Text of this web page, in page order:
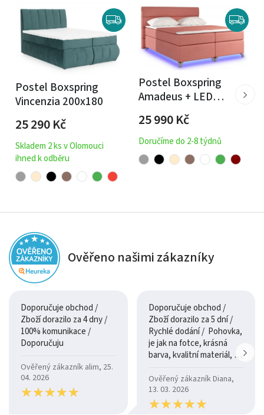
Postel Boxspring
Vincenzia 200x180
25 290Kč
Skladem 2 ks v Olomouci
ihned k odběru
Postel Boxspring
Amadeus + LED
25 990Kč
Doručíme do 2-8 týdnů
Ověřeno našimi zákazníky
Doporučuje obchod /
Zboží dorazilo za 4 dny /
100% komunikace /
Doporučuju
Ověřený zákazník alim, 25.
04. 2026
★★★★★
★★★★★
Doporučuje obchod /
Zboží dorazilo za 5 dní /
Rychlé dodání / Pohovka,
je jak na fotce, krásná
barva, kvalitní materiál, a
Ověřený zákazník Diana,
13. 03. 2026
★★★★★
★★★★★